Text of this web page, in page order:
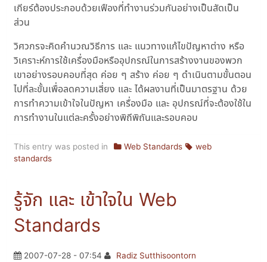
เกียร์ต้องประกอบด้วยเฟืองที่ทำงานร่วมกันอย่างเป็นสัดเป็น
ส่วน
วิศวกรจะคิดคำนวณวิธีการ และ แนวทางแก้ไขปัญหาต่าง หรือ
วิเคราะห์การใช้เครื่องมือหรืออุปกรณ์ในการสร้างงานของพวก
เขาอย่างรอบคอบที่สุด ค่อย ๆ สร้าง ค่อย ๆ ดำเนินตามขั้นตอน
ไปที่ละขั้นเพื่อลดความเสี่ยง และ ได้ผลงานที่เป็นมาตรฐาน ด้วย
การทำความเข้าใจในปัญหา เครื่องมือ และ อุปกรณ์ที่จะต้องใช้ใน
การทำงานในแต่ละครั้งอย่างพิถีพิถันและรอบคอบ
This entry was posted in Web Standards
web
standards
รู้จัก และ เข้าใจใน Web
Standards
2007-07-28 - 07:54 Radiz Sutthisoontorn